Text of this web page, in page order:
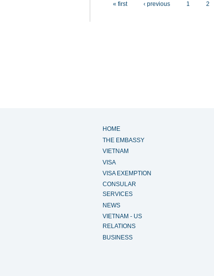
« first ‹ previous 1 2
HOME
THE EMBASSY
VIETNAM
VISA
VISA EXEMPTION
CONSULAR
SERVICES
NEWS
VIETNAM - US
RELATIONS
BUSINESS